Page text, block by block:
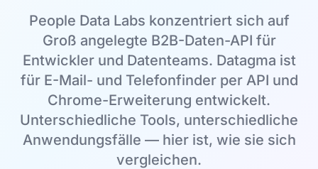
People Data Labs konzentriert sich auf
Groß angelegte B2B-Daten-API für
Entwickler und Datenteams. Datagma ist
für E-Mail- und Telefonfinder per API und
Chrome-Erweiterung entwickelt.
Unterschiedliche Tools, unterschiedliche
Anwendungsfälle — hier ist, wie sie sich
vergleichen.